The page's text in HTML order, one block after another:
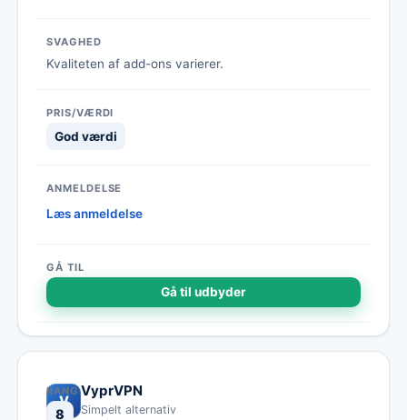
Kvaliteten af add-ons varierer.
God værdi
Læs anmeldelse
Gå til udbyder
8
V
VyprVPN
Simpelt alternativ